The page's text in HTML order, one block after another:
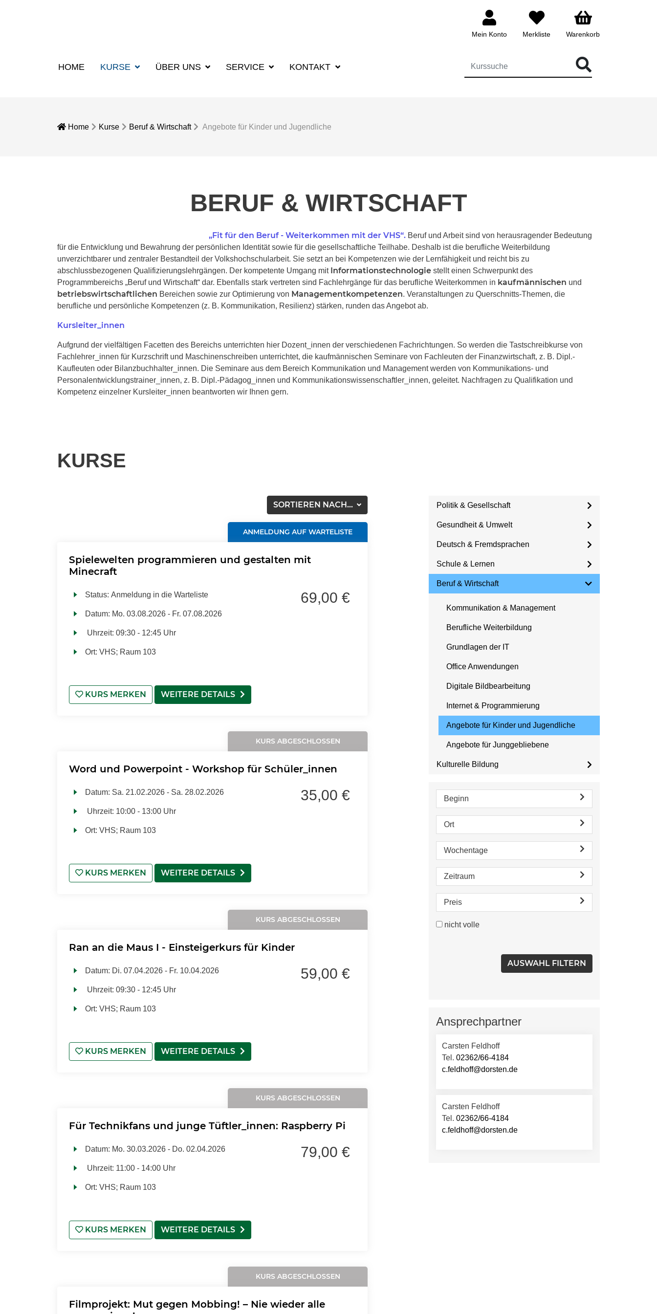
Mein Konto Merkliste Warenkorb
HOME KURSE ÜBER UNS SERVICE KONTAKT
Home Kurse Beruf & Wirtschaft Angebote für Kinder und Jugendliche
BERUF & WIRTSCHAFT
„Fit für den Beruf - Weiterkommen mit der VHS“. Beruf und Arbeit sind von herausragender Bedeutung
für die Entwicklung und Bewahrung der persönlichen Identität sowie für die gesellschaftliche Teilhabe. Deshalb ist die berufliche Weiterbildung
unverzichtbarer und zentraler Bestandteil der Volkshochschularbeit. Sie setzt an bei Kompetenzen wie der Lernfähigkeit und reicht bis zu
abschlussbezogenen Qualifizierungslehrgängen. Der kompetente Umgang mit Informationstechnologie stellt einen Schwerpunkt des
Programmbereichs „Beruf und Wirtschaft“ dar. Ebenfalls stark vertreten sind Fachlehrgänge für das berufliche Weiterkommen in kaufmännischen und
betriebswirtschaftlichen Bereichen sowie zur Optimierung von Managementkompetenzen. Veranstaltungen zu Querschnitts-Themen, die
berufliche und persönliche Kompetenzen (z. B. Kommunikation, Resilienz) stärken, runden das Angebot ab.
Kursleiter_innen
Aufgrund der vielfältigen Facetten des Bereichs unterrichten hier Dozent_innen der verschiedenen Fachrichtungen. So werden die Tastschreibkurse von
Fachlehrer_innen für Kurzschrift und Maschinenschreiben unterrichtet, die kaufmännischen Seminare von Fachleuten der Finanzwirtschaft, z. B. Dipl.-
Kaufleuten oder Bilanzbuchhalter_innen. Die Seminare aus dem Bereich Kommunikation und Management werden von Kommunikations- und
Personalentwicklungstrainer_innen, z. B. Dipl.-Pädagog_innen und Kommunikationswissenschaftler_innen, geleitet. Nachfragen zu Qualifikation und
Kompetenz einzelner Kursleiter_innen beantworten wir Ihnen gern.
KURSE
SORTIEREN NACH...
ANMELDUNG AUF WARTELISTE
Spielewelten programmieren und gestalten mit
Minecraft
Status: Anmeldung in die Warteliste
Datum: Mo. 03.08.2026 - Fr. 07.08.2026
Uhrzeit: 09:30 - 12:45 Uhr
Ort: VHS; Raum 103
69,00 €
KURS MERKEN WEITERE DETAILS
KURS ABGESCHLOSSEN
Word und Powerpoint - Workshop für Schüler_innen
Datum: Sa. 21.02.2026 - Sa. 28.02.2026
Uhrzeit: 10:00 - 13:00 Uhr
Ort: VHS; Raum 103
35,00 €
KURS MERKEN WEITERE DETAILS
KURS ABGESCHLOSSEN
Ran an die Maus I - Einsteigerkurs für Kinder
Datum: Di. 07.04.2026 - Fr. 10.04.2026
Uhrzeit: 09:30 - 12:45 Uhr
Ort: VHS; Raum 103
59,00 €
KURS MERKEN WEITERE DETAILS
KURS ABGESCHLOSSEN
Für Technikfans und junge Tüftler_innen: Raspberry Pi
Datum: Mo. 30.03.2026 - Do. 02.04.2026
Uhrzeit: 11:00 - 14:00 Uhr
Ort: VHS; Raum 103
79,00 €
KURS MERKEN WEITERE DETAILS
KURS ABGESCHLOSSEN
Filmprojekt: Mut gegen Mobbing! – Nie wieder alle
Politik & Gesellschaft
Gesundheit & Umwelt
Deutsch & Fremdsprachen
Schule & Lernen
Beruf & Wirtschaft
Kommunikation & Management
Berufliche Weiterbildung
Grundlagen der IT
Office Anwendungen
Digitale Bildbearbeitung
Internet & Programmierung
Angebote für Kinder und Jugendliche
Angebote für Junggebliebene
Kulturelle Bildung
Beginn
Ort
Wochentage
Zeitraum
Preis
nicht volle
Ansprechpartner
Carsten Feldhoff
Tel. 02362/66-4184
c.feldhoff@dorsten.de
Carsten Feldhoff
Tel. 02362/66-4184
c.feldhoff@dorsten.de